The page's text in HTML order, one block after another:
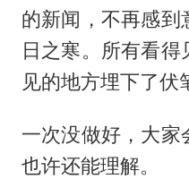
的新闻，不再感到
日之寒。所有看
见的地方埋下了伏
一次没做好，大家
也许还能理解。